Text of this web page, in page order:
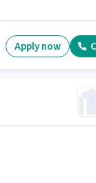
Apply now